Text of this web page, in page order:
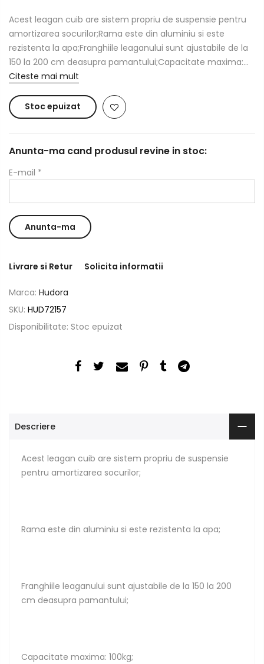
Acest leagan cuib are sistem propriu de suspensie pentru
amortizarea socurilor;Rama este din aluminiu si este
rezistenta la apa;Franghiile leaganului sunt ajustabile de la
150 la 200 cm deasupra pamantului;Capacitate maxima:...
Citeste mai mult
Stoc epuizat
Anunta-ma cand produsul revine in stoc:
E-mail *
Livrare si Retur Solicita informatii
Marca: Hudora
SKU: HUD72157
Disponibilitate: Stoc epuizat
Descriere
Acest leagan cuib are sistem propriu de suspensie
pentru amortizarea socurilor;
Rama este din aluminiu si este rezistenta la apa;
Franghiile leaganului sunt ajustabile de la 150 la 200
cm deasupra pamantului;
Capacitate maxima: 100kg;